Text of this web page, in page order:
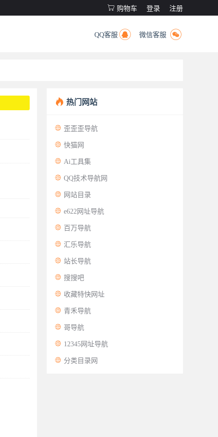
 购物车 登录 注册
QQ客服  微信客服 
 热门网站
 歪歪歪导航
 快猫网
 Ai工具集
 QQ技术导航网
 网站目录
 e622网址导航
 百万导航
 汇乐导航
 站长导航
 搜搜吧
 收藏特快网址
 青禾导航
 哥导航
 12345网址导航
 分类目录网